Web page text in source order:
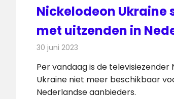
Nickelodeon Ukraine
met uitzenden in
30 juni 2023
Per vandaag is de televisiezender
Ukraine niet meer beschikbaar
Nederlandse aanbieders.